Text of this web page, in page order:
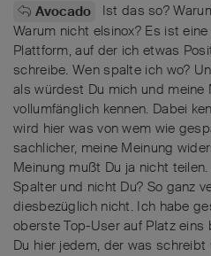
Avocado
Ist das so?
Warum nicht elsinox? Es ist
Plattform, auf der ich etwas
schreibe. Wen spalte ich wo?
als würdest Du mich und meine
vollumfänglich kennen. Dabei
wird hier was von wem wie
sachlicher, meine Meinung
Meinung mußt Du ja nicht
Spalter und nicht Du? So ganz
diesbezüglich nicht. Ich habe
oberste Top-User auf Platz
Du hier jedem, der was